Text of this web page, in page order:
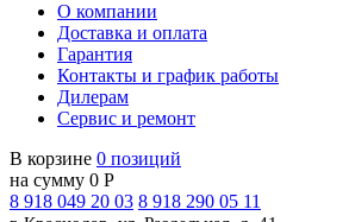
О компании
Доставка и оплата
Гарантия
Контакты и график работы
Дилерам
Сервис и ремонт
В корзине 0 позиций
на сумму 0 Р
8 918 049 20 03 8 918 290 05 11